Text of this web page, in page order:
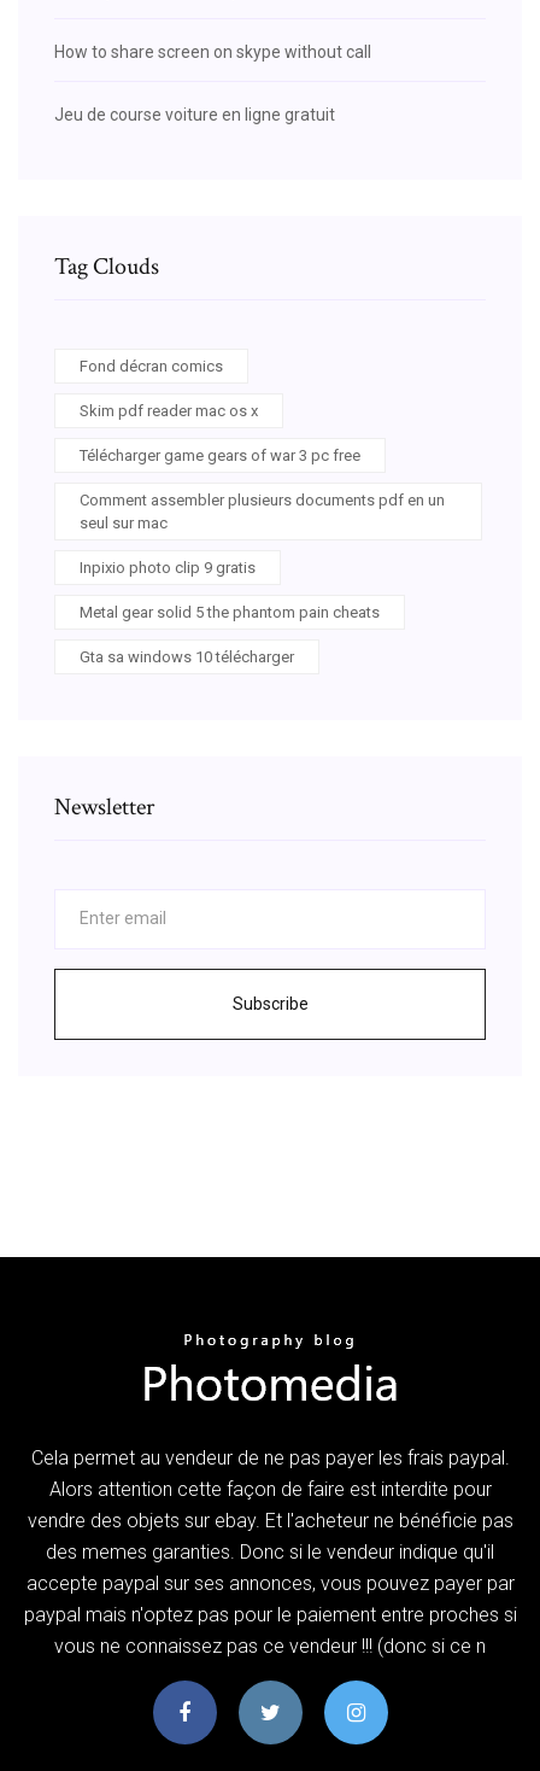
How to share screen on skype without call
Jeu de course voiture en ligne gratuit
Tag Clouds
Fond décran comics
Skim pdf reader mac os x
Télécharger game gears of war 3 pc free
Comment assembler plusieurs documents pdf en un
seul sur mac
Inpixio photo clip 9 gratis
Metal gear solid 5 the phantom pain cheats
Gta sa windows 10 télécharger
Newsletter
Subscribe
Cela permet au vendeur de ne pas payer les frais paypal.
Alors attention cette façon de faire est interdite pour
vendre des objets sur ebay. Et l'acheteur ne bénéficie pas
des memes garanties. Donc si le vendeur indique qu'il
accepte paypal sur ses annonces, vous pouvez payer par
paypal mais n'optez pas pour le paiement entre proches si
vous ne connaissez pas ce vendeur !!! (donc si ce n